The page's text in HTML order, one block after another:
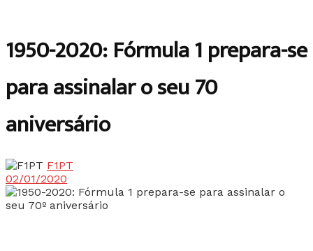
1950-2020: Fórmula 1 prepara-se
para assinalar o seu 70º
aniversário
F1PT
02/01/2020